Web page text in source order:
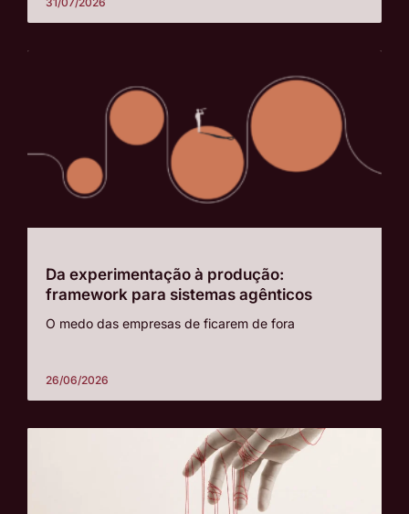
Da experimentação à produção:
framework para sistemas agênticos
O medo das empresas de ficarem de fora
26/06/2026